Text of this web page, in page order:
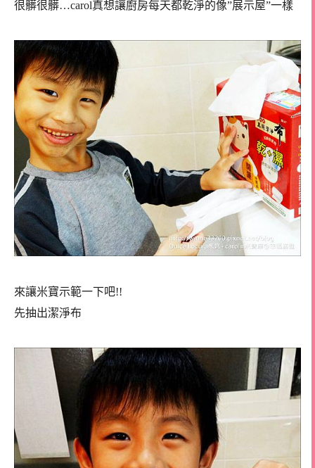
很髒很髒…carol真想讓廚房每天都乾淨的像”展示屋”一樣
來讓米寶示範一下吧!!
先抽出潔淨布